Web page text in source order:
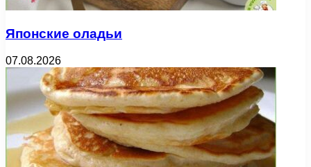
Японские оладьи
07.08.2026